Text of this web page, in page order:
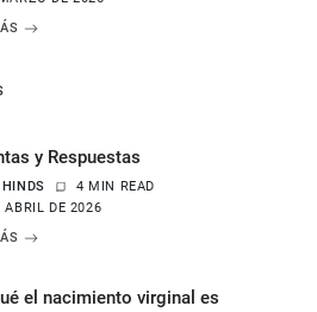
y Respuestas
4 MIN READ
ABRIL DE 2026
el nacimiento virginal es